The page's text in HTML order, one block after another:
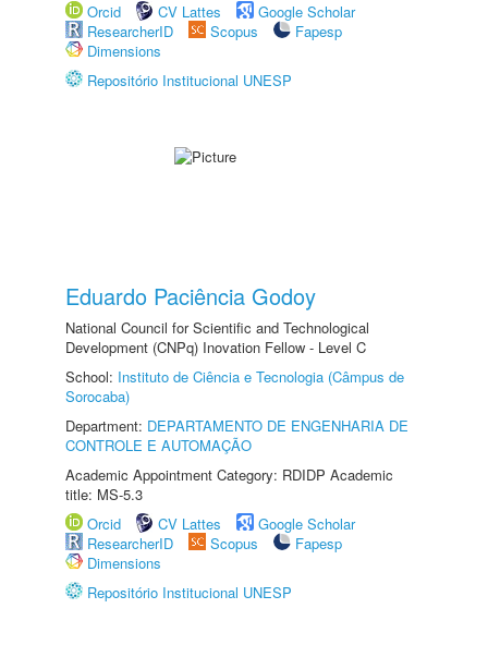
Orcid
CV Lattes
Google Scholar
ResearcherID
Scopus
Fapesp
Dimensions
Repositório Institucional UNESP
Eduardo Paciência Godoy
National Council for Scientific and Technological
Development (CNPq) Inovation Fellow - Level C
School: Instituto de Ciência e Tecnologia (Câmpus de
Sorocaba)
Department: DEPARTAMENTO DE ENGENHARIA DE
CONTROLE E AUTOMAÇÃO
Academic Appointment Category: RDIDP Academic
title: MS-5.3
Orcid
CV Lattes
Google Scholar
ResearcherID
Scopus
Fapesp
Dimensions
Repositório Institucional UNESP